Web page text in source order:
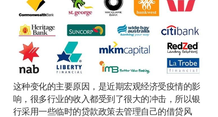
这种变化的主要原因，是近期宏观经济受疫情的影
响，很多行业的收入都受到了很大的冲击，所以银
行采用一些临时的贷款政策去管理自己的借贷风